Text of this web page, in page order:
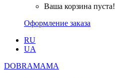
Ваша корзина пуста!
Оформление заказа
RU
UA
DOBRAMAMA